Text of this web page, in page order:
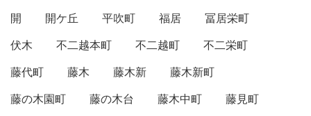
開
開ケ丘 平吹町 福居
冨居栄町
伏木
不二越本町 不二越町
不二栄町
藤代町
藤木 藤木新
藤木新町
藤の木園町
藤の木台 藤木中町
藤見町